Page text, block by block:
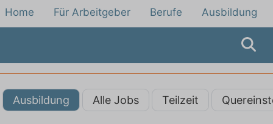
Home Für Arbeitgeber Berufe Ausbildung
Ausbildung Alle Jobs Teilzeit